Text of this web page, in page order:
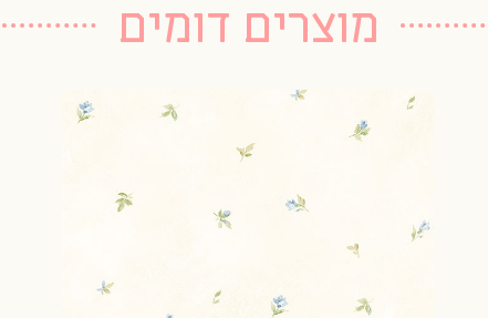
מוצרים דומים